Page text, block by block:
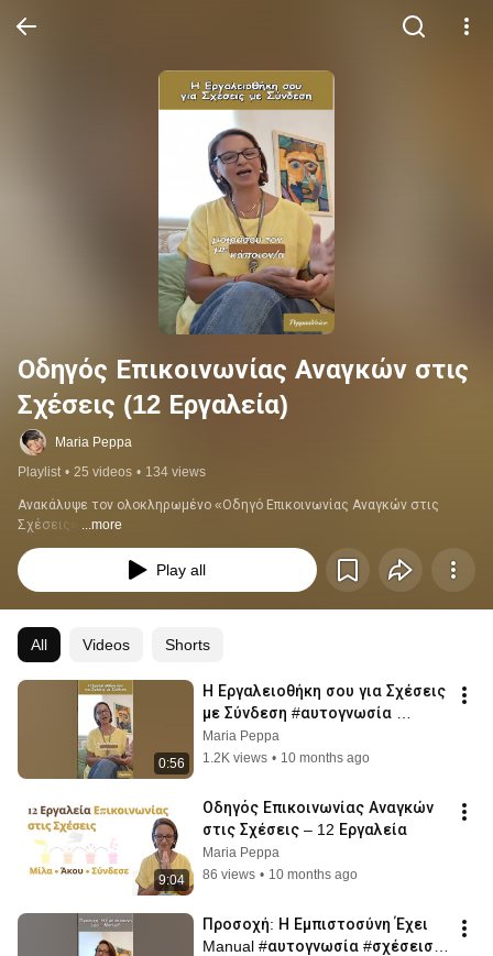
Οδηγός Επικοινωνίας Αναγκών στις
Σχέσεις (12 Εργαλεία)
Maria Peppa
Playlist • 25 videos • 134 views
Ανακάλυψε τον ολοκληρωμένο «Οδηγό Επικοινωνίας Αναγκών στις
Σχέσεις». ...more
Play all
All Videos Shorts
0:56
Η Εργαλειοθήκη σου για Σχέσεις
με Σύνδεση #αυτογνωσία
#σχέσεισ #υπνωση #peppasvoice
Maria Peppa
1.2K views • 10 months ago
9:04
Οδηγός Επικοινωνίας Αναγκών
στις Σχέσεις – 12 Εργαλεία
Maria Peppa
86 views • 10 months ago
Προσοχή: Η Εμπιστοσύνη Έχει
Manual #αυτογνωσία #σχέσεισ